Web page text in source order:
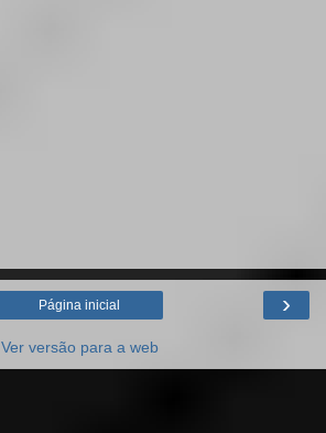
›
Página inicial
Ver versão para a web